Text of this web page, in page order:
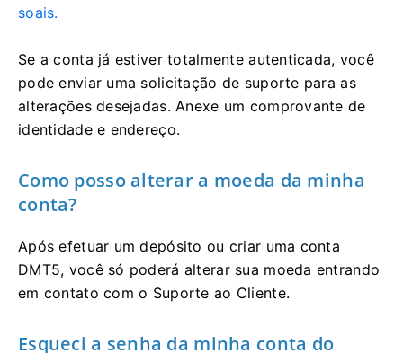
soais.
Se a conta já estiver totalmente autenticada, você
pode enviar uma solicitação de suporte para as
alterações desejadas. Anexe um comprovante de
identidade e endereço.
Como posso alterar a moeda da minha
conta?
Após efetuar um depósito ou criar uma conta
DMT5, você só poderá alterar sua moeda entrando
em contato com o Suporte ao Cliente.
Esqueci a senha da minha conta do